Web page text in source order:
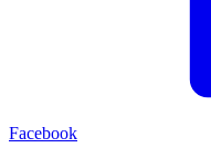
Facebook